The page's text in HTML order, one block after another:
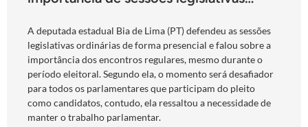
“obrigação com o povo de Goiás”
A deputada estadual Bia de Lima (PT) defendeu as sessões
legislativas ordinárias de forma presencial e falou sobre a
importância dos encontros regulares, mesmo durante o
período eleitoral. Segundo ela, o momento será desafiador
para todos os parlamentares que participam do pleito
como candidatos, contudo, ela ressaltou a necessidade de
manter o trabalho parlamentar.